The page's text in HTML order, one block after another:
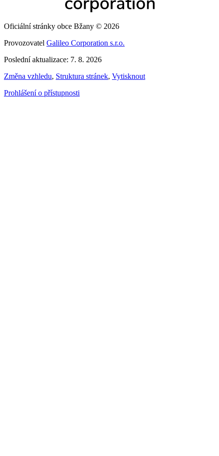
Oficiální stránky obce Bžany © 2026
Provozovatel Galileo Corporation s.r.o.
Poslední aktualizace: 7. 8. 2026
Změna vzhledu, Struktura stránek, Vytisknout
Prohlášení o přístupnosti